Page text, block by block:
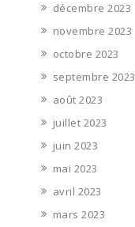
décembre 2023
novembre 2023
octobre 2023
septembre 2023
août 2023
juillet 2023
juin 2023
mai 2023
avril 2023
mars 2023